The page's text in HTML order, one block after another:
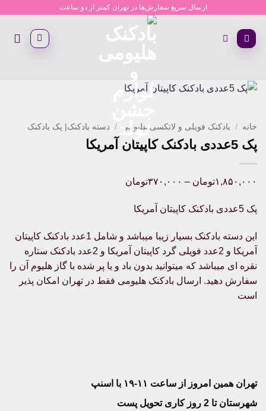
content
ارسال سریع سفارش‌ها در تهران کمتر از دو ساعت
خانه / بادکنک فویلی و لاتکسی هلیومی / دسته بادکنک| پک بادکنک
پک 5عددی بادکنک کاپیتان آمریکا
۱,۸۵۰,۰۰۰تومان – ۳۷۰,۰۰۰تومان
۱,۸۵۰,۰۰۰تومان
پک 5عددی بادکنک کاپیتان آمریکا
این دسته بادکنک بسیار زیبا میباشد و شامل 1عدد بادکنک کاپیتان
آمریکا و 2عدد فویلی گرد کاپیتان آمریکا و 2عدد بادکنک ستاره
نقره ای میباشد که میتوانید بدون باد و یا پر شده با گاز هلیوم آن را
سفارش دهید. ارسال بادکنک هلیومی فقط در تهران امکان پذیر
است
تهران همین امروز از ساعت ۱۱-۱۹ با اسنپ
شهرستان تا 2 روز کاری تحویل پست